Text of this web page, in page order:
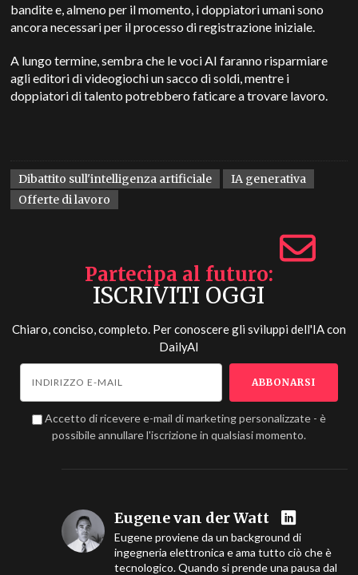
bandite e, almeno per il momento, i doppiatori umani sono
ancora necessari per il processo di registrazione iniziale.
A lungo termine, sembra che le voci AI faranno risparmiare
agli editori di videogiochi un sacco di soldi, mentre i
doppiatori di talento potrebbero faticare a trovare lavoro.
Dibattito sull'intelligenza artificiale
IA generativa
Offerte di lavoro
Partecipa al futuro
ISCRIVITI OGGI
Chiaro, conciso, completo. Per conoscere gli sviluppi dell'IA con
DailyAI
Accetto di ricevere e-mail di marketing personalizzate - è
possibile annullare l'iscrizione in qualsiasi momento.
Eugene van der Watt
Eugene proviene da un background di
ingegneria elettronica e ama tutto ciò che è
tecnologico. Quando si prende una pausa dal